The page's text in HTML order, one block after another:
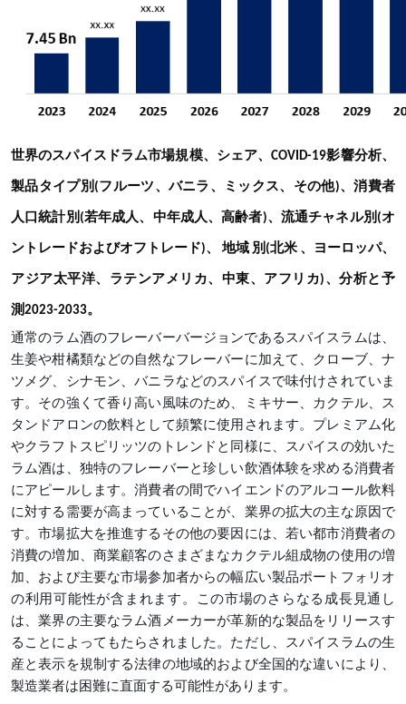
世界のスパイスドラム市場規模、シェア、COVID-19影響分析、
製品タイプ別(フルーツ、バニラ、ミックス、その他)、消費者
人口統計別(若年成人、中年成人、高齢者)、流通チャネル別(オ
ントレードおよびオフトレード)、地域 別(北米 、ヨーロッパ、
アジア太平洋、ラテンアメリカ、中東、アフリカ)、分析と予
測2023-2033。
通常のラム酒のフレーバーバージョンであるスパイスラムは、
生姜や柑橘類などの自然なフレーバーに加えて、クローブ、ナ
ツメグ、シナモン、バニラなどのスパイスで味付けされていま
す。その強くて香り高い風味のため、ミキサー、カクテル、ス
タンドアロンの飲料として頻繁に使用されます。プレミアム化
やクラフトスピリッツのトレンドと同様に、スパイスの効いた
ラム酒は、独特のフレーバーと珍しい飲酒体験を求める消費者
にアピールします。消費者の間でハイエンドのアルコール飲料
に対する需要が高まっていることが、業界の拡大の主な原因で
す。市場拡大を推進するその他の要因には、若い都市消費者の
消費の増加、商業顧客のさまざまなカクテル組成物の使用の増
加、および主要な市場参加者からの幅広い製品ポートフォリオ
の利用可能性が含まれます。この市場のさらなる成長見通し
は、業界の主要なラム酒メーカーが革新的な製品をリリースす
ることによってもたらされました。ただし、スパイスラムの生
産と表示を規制する法律の地域的および全国的な違いにより、
製造業者は困難に直面する可能性があります。